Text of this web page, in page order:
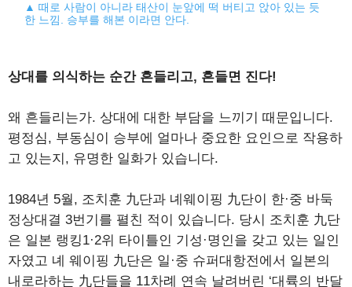
▲ 때로 사람이 아니라 태산이 눈앞에 떡 버티고 앉아 있는 듯
한 느낌. 승부를 해본 이라면 안다.
상대를 의식하는 순간 흔들리고, 흔들면 진다!
왜 흔들리는가. 상대에 대한 부담을 느끼기 때문입니다.
평정심, 부동심이 승부에 얼마나 중요한 요인으로 작용하
고 있는지, 유명한 일화가 있습니다.
1984년 5월, 조치훈 九단과 녜웨이핑 九단이 한·중 바둑
정상대결 3번기를 펼친 적이 있습니다. 당시 조치훈 九단
은 일본 랭킹1·2위 타이틀인 기성·명인을 갖고 있는 일인
자였고 녜 웨이핑 九단은 일·중 슈퍼대항전에서 일본의
내로라하는 九단들을 11차례 연속 날려버린 ‘대륙의 반달